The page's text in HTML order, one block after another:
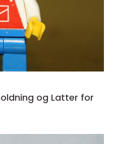
og Latter for